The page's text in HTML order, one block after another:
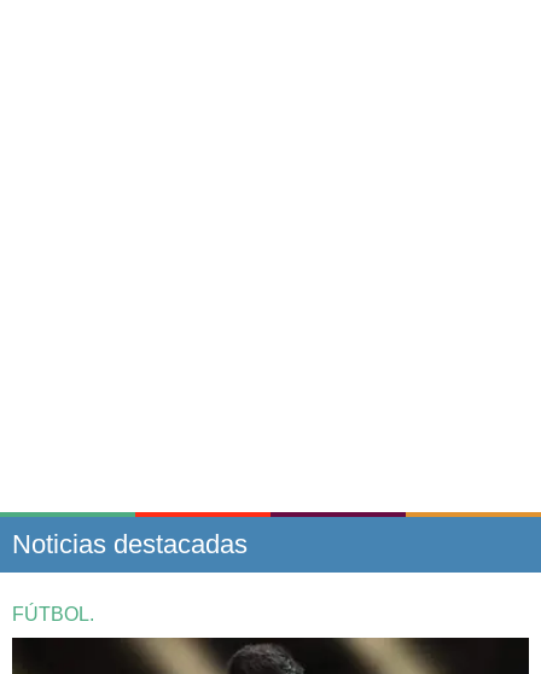
Noticias destacadas
FÚTBOL.